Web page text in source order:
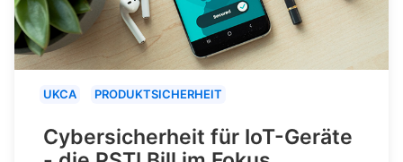
UKCA PRODUKTSICHERHEIT
Cybersicherheit für IoT-Geräte